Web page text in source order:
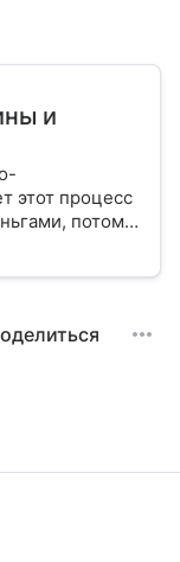
и
этот процесс
потому
друг с